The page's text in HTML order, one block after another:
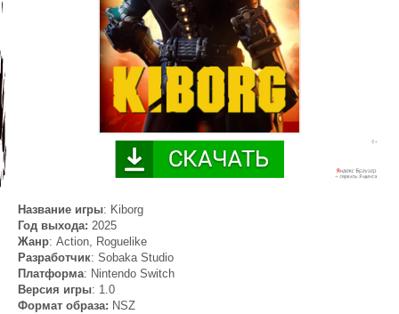
Название игры: Kiborg
Год выхода: 2025
Жанр: Action, Roguelike
Разработчик: Sobaka Studio
Платформа: Nintendo Switch
Версия игры: 1.0
Формат образа: NSZ